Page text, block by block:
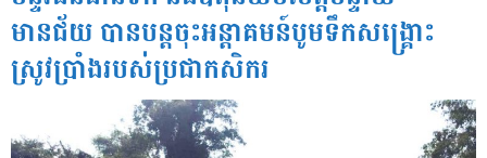
មានជ័យ បានបន្តចុះអន្តាគមន៍បូមទឹកសង្គ្រោះ
ស្រូវប្រាំងរបស់ប្រជាកសិករ